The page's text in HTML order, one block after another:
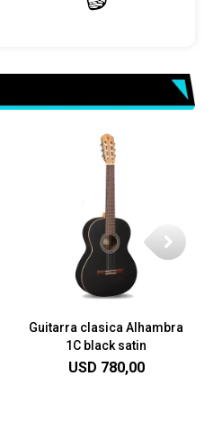
Guitarra clasica Alhambra
1C black satin
USD 780,00